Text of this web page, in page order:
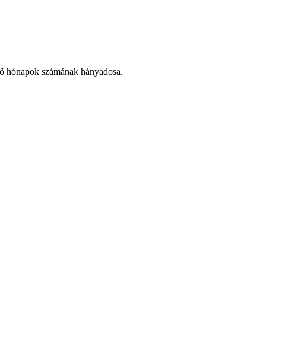
hónapok számának hányadosa.